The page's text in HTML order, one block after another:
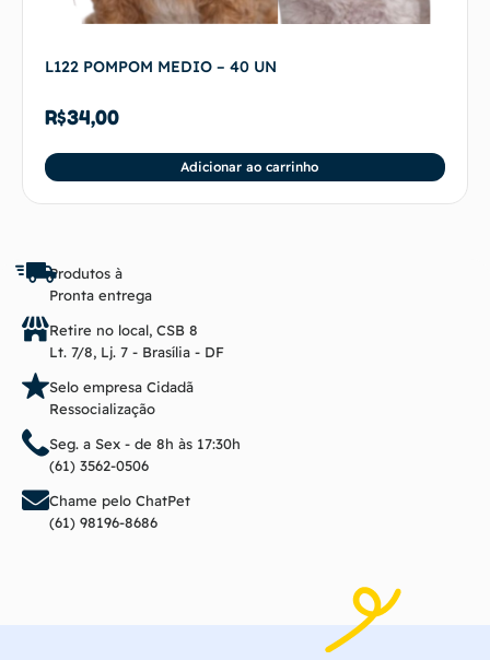
L122 POMPOM MEDIO – 40 UN
R$34,00
Adicionar ao carrinho
Produtos à
Pronta entrega
Retire no local, CSB 8
Lt. 7/8, Lj. 7 - Brasília - DF
Selo empresa Cidadã
Ressocialização
Seg. a Sex - de 8h às 17:30h
(61) 3562-0506
Chame pelo ChatPet
(61) 98196-8686